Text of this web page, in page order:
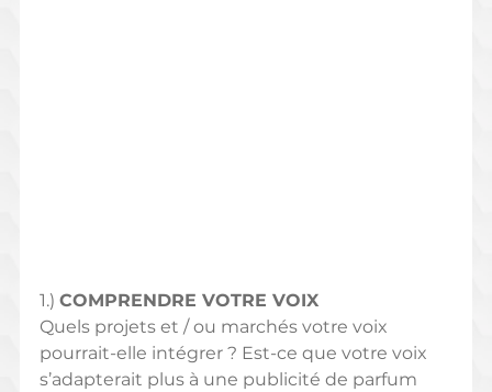
1.) COMPRENDRE VOTRE VOIX
Quels projets et / ou marchés votre voix
pourrait-elle intégrer ? Est-ce que votre voix
s’adapterait plus à une publicité de parfum